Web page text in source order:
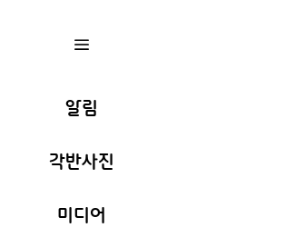
a
알림
각반사진
미디어